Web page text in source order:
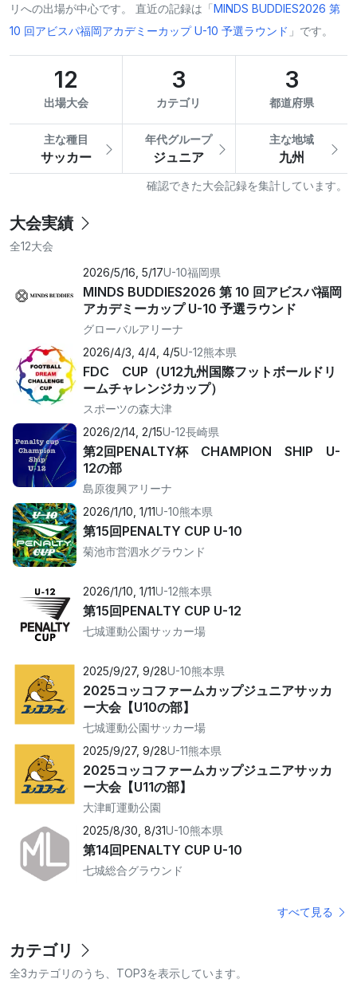
リへの出場が中心です。 直近の記録は「MINDS BUDDIES2026 第
10 回アビスパ福岡アカデミーカップ U-10 予選ラウンド 」です。
12
出場大会
3
カテゴリ
3
都道府県
主な種目
サッカー
年代グループ
ジュニア
主な地域
九州
確認できた大会記録を集計しています。
大会実績
全12大会
2026/5/16, 5/17U-10福岡県
MINDS BUDDIES2026 第 10 回アビスパ福岡
アカデミーカップ U-10 予選ラウンド
グローバルアリーナ
2026/4/3, 4/4, 4/5U-12熊本県
FDC CUP（U12九州国際フットボールドリ
ームチャレンジカップ）
スポーツの森大津
2026/2/14, 2/15U-12長崎県
第2回PENALTY杯 CHAMPION SHIP U-
12の部
島原復興アリーナ
2026/1/10, 1/11U-10熊本県
第15回PENALTY CUP U-10
菊池市営泗水グラウンド
2026/1/10, 1/11U-12熊本県
第15回PENALTY CUP U-12
七城運動公園サッカー場
2025/9/27, 9/28U-10熊本県
2025コッコファームカップジュニアサッカ
ー大会【U10の部】
七城運動公園サッカー場
2025/9/27, 9/28U-11熊本県
2025コッコファームカップジュニアサッカ
ー大会【U11の部】
大津町運動公園
2025/8/30, 8/31U-10熊本県
第14回PENALTY CUP U-10
七城総合グラウンド
すべて見る
カテゴリ
全3カテゴリのうち、TOP3を表示しています。